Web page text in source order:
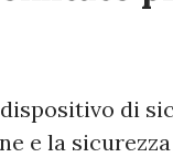
di
e la